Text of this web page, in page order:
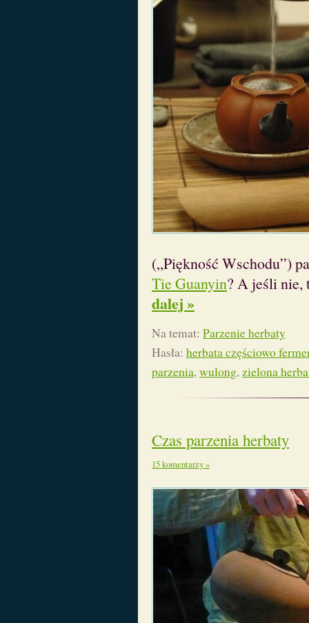
(„Piękność Wschodu”)
Tie Guanyin? A jeśli nie,
dalej »
Na temat: Parzenie herbaty
Hasła: herbata częściowo
parzenia,wulong,zielona
Czas parzenia herbaty
15 komentarzy »